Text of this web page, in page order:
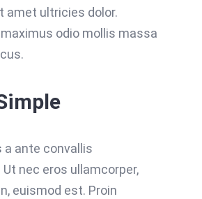
amet ultricies dolor.
odio mollis massa
a ante convallis
nec eros ullamcorper,
euismod est. Proin